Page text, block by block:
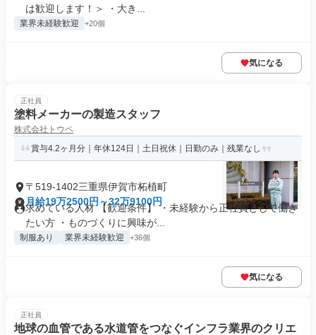
は歓迎します！＞ ・大き...
業界未経験歓迎 +20個
気になる
正社員
塗料メーカーの製造スタッフ
株式会社トウペ
賞与4.2ヶ月分｜年休124日｜土日祝休｜日勤のみ｜残業なし
〒519-1402三重県伊賀市柘植町
月給19万2500円～32万9100円
求めている人材 【歓迎条件】 ・未経験から正社員として働き
たい方 ・ものづくりに興味が...
制服あり 業界未経験歓迎 +36個
気になる
正社員
地球の血管である水道管をつなぐインフラ業界のクリエ